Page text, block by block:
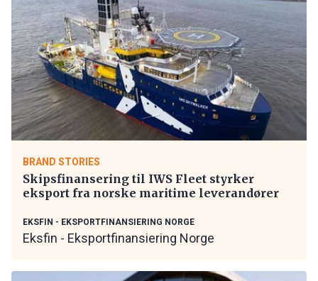
BRAND STORIES
Skipsfinansering til IWS Fleet styrker
eksport fra norske maritime leverandører
EKSFIN - EKSPORTFINANSIERING NORGE
Eksfin - Eksportfinansiering Norge